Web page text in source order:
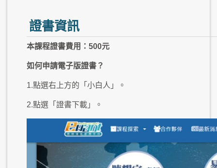
證書資訊
本課程證書費用：500元
如何申請電子版證書？
1.點選右上方的「小白人」。
2.點選「證書下載」。